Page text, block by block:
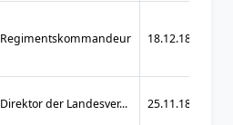
Regimentskommandeur 18.12.1826
Direktor der Landesver... 25.11.1898